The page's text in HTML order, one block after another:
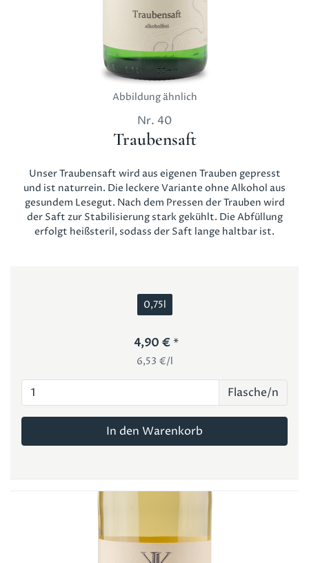
Abbildung ähnlich
Nr. 40
Traubensaft
Unser Traubensaft wird aus eigenen Trauben gepresst
und ist naturrein. Die leckere Variante ohne Alkohol aus
gesundem Lesegut. Nach dem Pressen der Trauben wird
der Saft zur Stabilisierung stark gekühlt. Die Abfüllung
erfolgt heißsteril, sodass der Saft lange haltbar ist.
0,75l
4,90 €
6,53 €/l
Flasche/n
In den Warenkorb